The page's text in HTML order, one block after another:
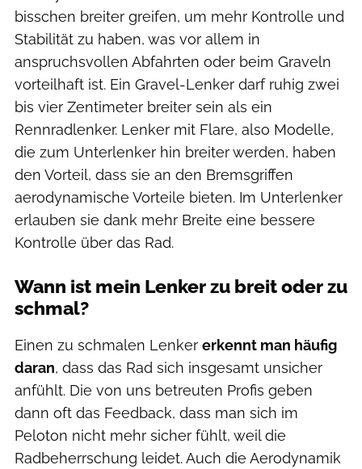
bisschen breiter greifen, um mehr Kontrolle und
Stabilität zu haben, was vor allem in
anspruchsvollen Abfahrten oder beim Graveln
vorteilhaft ist. Ein Gravel-Lenker darf ruhig zwei
bis vier Zentimeter breiter sein als ein
Rennradlenker. Lenker mit Flare, also Modelle,
die zum Unterlenker hin breiter werden, haben
den Vorteil, dass sie an den Bremsgriffen
aerodynamische Vorteile bieten. Im Unterlenker
erlauben sie dank mehr Breite eine bessere
Kontrolle über das Rad.
Wann ist mein Lenker zu breit oder zu
schmal?
Einen zu schmalen Lenker erkennt man häufig
daran, dass das Rad sich insgesamt unsicher
anfühlt. Die von uns betreuten Profis geben
dann oft das Feedback, dass man sich im
Peloton nicht mehr sicher fühlt, weil die
Radbeherrschung leidet. Auch die Aerodynamik